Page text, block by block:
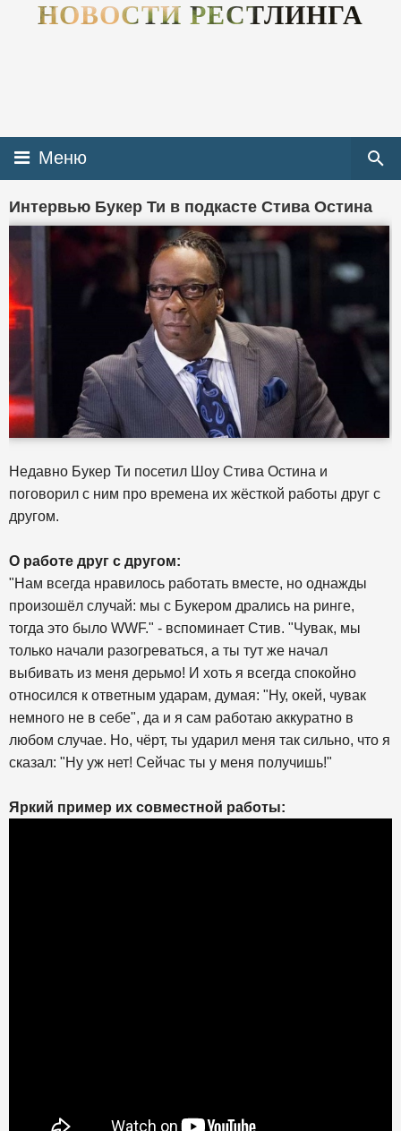
НОВОСТИ РЕСТЛИНГА
Меню
Интервью Букер Ти в подкасте Стива Остина
Недавно Букер Ти посетил Шоу Стива Остина и
поговорил с ним про времена их жёсткой работы друг с
другом.
О работе друг с другом:
"Нам всегда нравилось работать вместе, но однажды
произошёл случай: мы с Букером дрались на ринге,
тогда это было WWF." - вспоминает Стив. "Чувак, мы
только начали разогреваться, а ты тут же начал
выбивать из меня дерьмо! И хоть я всегда спокойно
относился к ответным ударам, думая: "Ну, окей, чувак
немного не в себе", да и я сам работаю аккуратно в
любом случае. Но, чёрт, ты ударил меня так сильно, что я
сказал: "Ну уж нет! Сейчас ты у меня получишь!"
Яркий пример их совместной работы: